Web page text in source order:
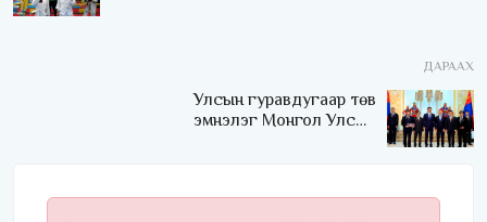
ДАРААХ
Улсын гуравдугаар төв
эмнэлэг Монгол Улсын